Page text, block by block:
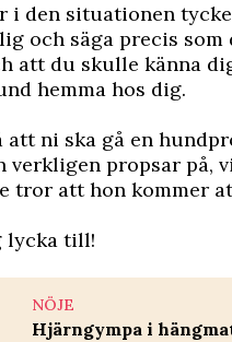
i den situationen
och säga precis som
att du skulle känna
hemma hos dig.
att ni ska gå en
verkligen propsar på,
tror att hon kommer
lycka till!
NÖJE
Hjärngympa i